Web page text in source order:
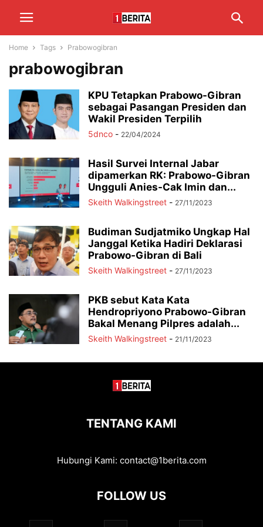
Home Tags Prabowogibran
prabowogibran
KPU Tetapkan Prabowo-Gibran
sebagai Pasangan Presiden dan
Wakil Presiden Terpilih
5dnco - 22/04/2024
Hasil Survei Internal Jabar
dipamerkan RK: Prabowo-Gibran
Ungguli Anies-Cak Imin dan...
Skeith Walkingstreet - 27/11/2023
Budiman Sudjatmiko Ungkap Hal
Janggal Ketika Hadiri Deklarasi
Prabowo-Gibran di Bali
Skeith Walkingstreet - 27/11/2023
PKB sebut Kata Kata
Hendropriyono Prabowo-Gibran
Bakal Menang Pilpres adalah...
Skeith Walkingstreet - 21/11/2023
TENTANG KAMI
Hubungi Kami: contact@1berita.com
FOLLOW US